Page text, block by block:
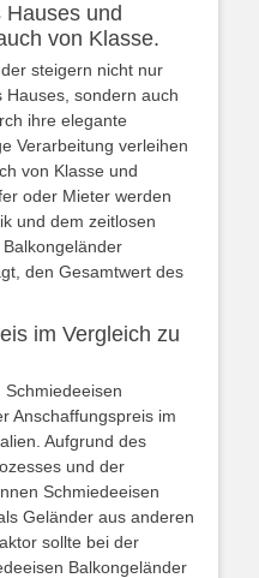
und
von Klasse.
steigern nicht nur
sondern auch
ihre elegante
Verarbeitung verleihen
von Klasse und
oder Mieter werden
und dem zeitlosen
den Gesamtwert des
im Vergleich zu
Schmiedeeisen
Anschaffungspreis im
Aufgrund des
und der
Schmiedeeisen
Geländer aus anderen
sollte bei der
Balkongeländer